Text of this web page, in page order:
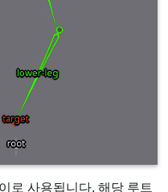
로 사용됩니다. 해당 루트